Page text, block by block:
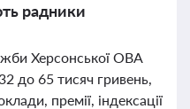
радники
Херсонської ОВА
до 65 тисяч гривень,
премії, індексації